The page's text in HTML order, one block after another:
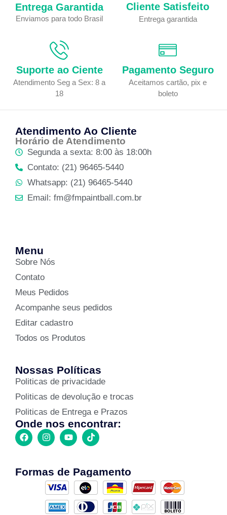
Entrega Garantida
Enviamos para todo Brasil
Cliente Satisfeito
Entrega garantida
Suporte ao Ciente
Atendimento Seg a Sex: 8 a
18
Pagamento Seguro
Aceitamos cartão, pix e
boleto
Atendimento Ao Cliente
Horário de Atendimento
Segunda a sexta: 8:00 às 18:00h
Contato: (21) 96465-5440
Whatsapp: (21) 96465-5440
Email: fm@fmpaintball.com.br
Menu
Sobre Nós
Contato
Meus Pedidos
Acompanhe seus pedidos
Editar cadastro
Todos os Produtos
Nossas Políticas
Politicas de privacidade
Politicas de devolução e trocas
Politicas de Entrega e Prazos
Onde nos encontrar:
Formas de Pagamento